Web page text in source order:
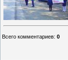
Всего комментариев: 0